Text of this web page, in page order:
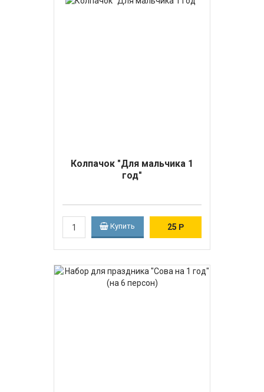
Колпачок "Для мальчика 1
год"
Купить 25 Р